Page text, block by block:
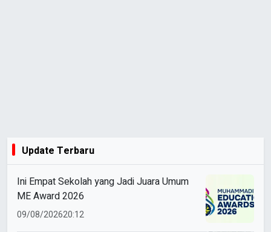
Update Terbaru
Ini Empat Sekolah yang Jadi Juara Umum
ME Award 2026
09/08/202620:12